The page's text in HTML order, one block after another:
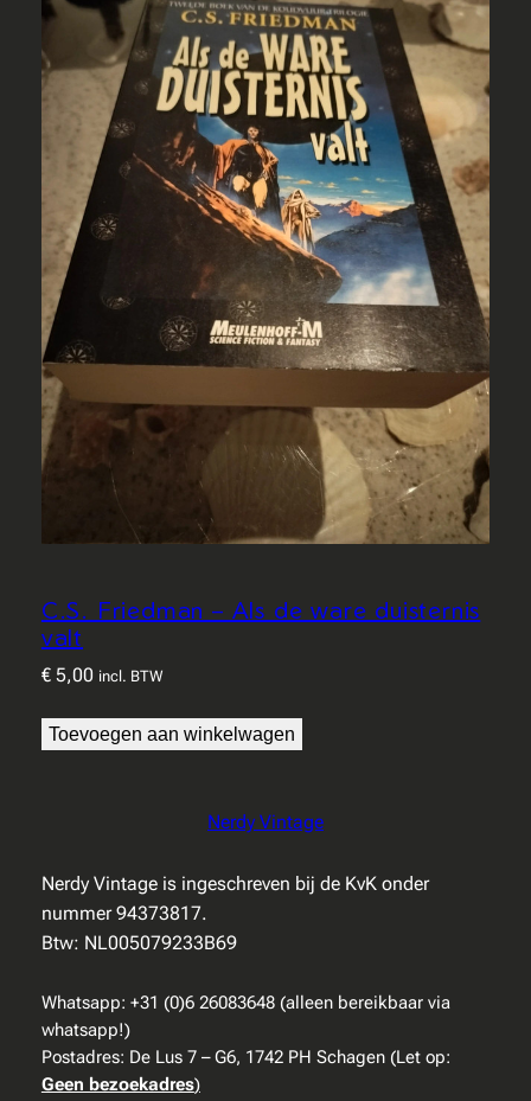
C.S. Friedman – Als de ware duisternis
valt
€5,00 incl. BTW
Toevoegen aan winkelwagen
Nerdy Vintage
Nerdy Vintage is ingeschreven bij de KvK onder
nummer 94373817.
Btw: NL005079233B69
Whatsapp: +31 (0)6 26083648 (alleen bereikbaar via
whatsapp!)
Postadres: De Lus 7 – G6, 1742 PH Schagen (Let op:
Geen bezoekadres)